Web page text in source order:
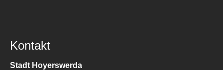
Kontakt
Stadt Hoyerswerda